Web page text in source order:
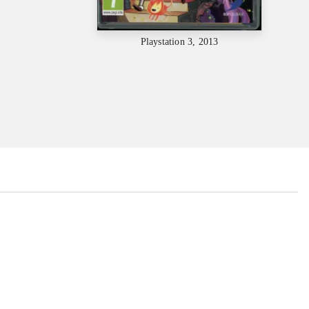
Playstation 3, 2013